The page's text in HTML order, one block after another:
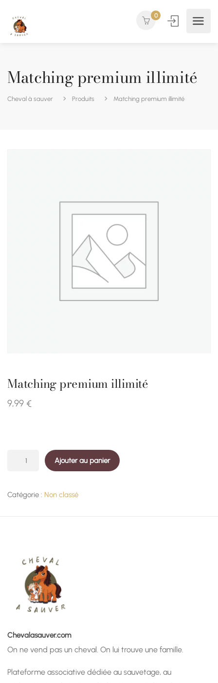
0
Matching premium illimité
Cheval à sauver Produits Matching premium illimité
Matching premium illimité
9,99 €
premium
Ajouter au panier
Catégorie : Non classé
Chevalasauver.com
On ne vend pas un cheval. On lui trouve une famille.
Plateforme associative dédiée au sauvetage, au